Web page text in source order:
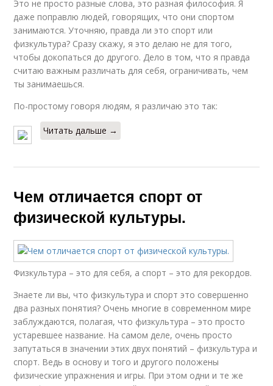
Это не просто разные слова, это разная философия. Я
даже поправлю людей, говорящих, что они спортом
занимаются. Уточняю, правда ли это спорт или
физкультура? Сразу скажу, я это делаю не для того,
чтобы докопаться до другого. Дело в том, что я правда
считаю важным различать для себя, ограничивать, чем
ты занимаешься.
По-простому говоря людям, я различаю это так:
Читать дальше →
Чем отличается спорт от
физической культуры.
Физкультура – это для себя, а спорт – это для рекордов.
Знаете ли вы, что физкультура и спорт это совершенно
два разных понятия? Очень многие в современном мире
заблуждаются, полагая, что физкультура – это просто
устаревшее название. На самом деле, очень просто
запутаться в значении этих двух понятий – физкультура и
спорт. Ведь в основу и того и другого положены
физические упражнения и игры. При этом одни и те же